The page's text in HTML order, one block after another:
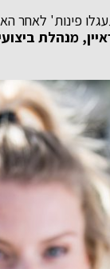
פינות' לאחר
מנהלת